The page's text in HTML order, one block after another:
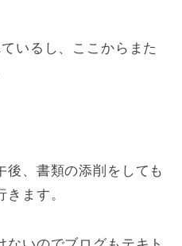
いるし、ここからまた
後、書類の添削をしても
ます。